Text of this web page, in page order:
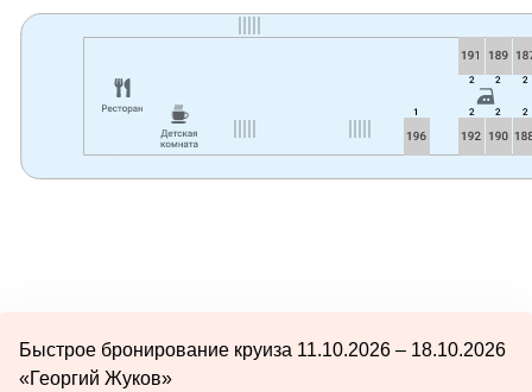
Быстрое бронирование круиза 11.10.2026 – 18.10.2026
«Георгий Жуков»